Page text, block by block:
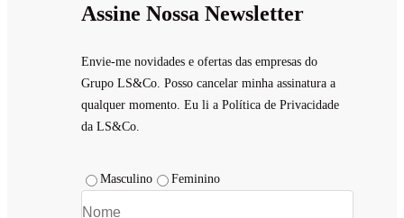
Assine Nossa Newsletter
Envie-me novidades e ofertas das empresas do
Grupo LS&Co. Posso cancelar minha assinatura a
qualquer momento. Eu li a Política de Privacidade
da LS&Co.
Masculino Feminino